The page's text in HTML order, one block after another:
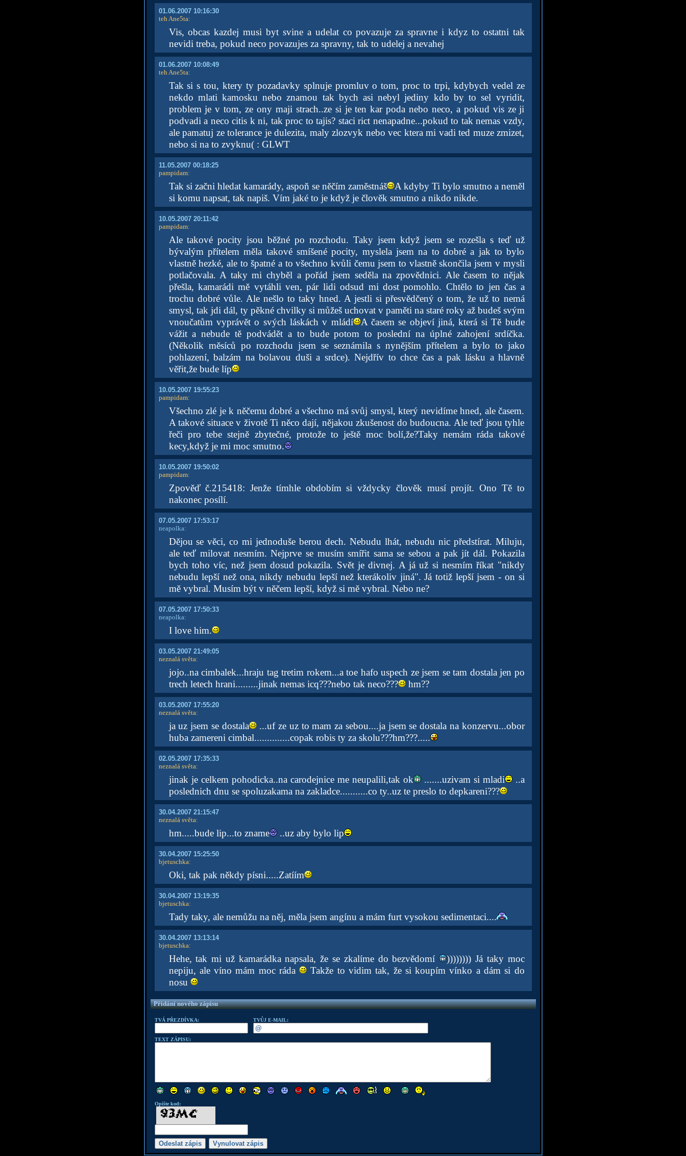
01.06.2007 10:16:30
teh Ane5ta:
Vis, obcas kazdej musi byt svine a udelat co povazuje za spravne i kdyz to ostatni tak
nevidi treba, pokud neco povazujes za spravny, tak to udelej a nevahej
01.06.2007 10:08:49
teh Ane5ta:
Tak si s tou, ktery ty pozadavky splnuje promluv o tom, proc to trpi, kdybych vedel ze
nekdo mlati kamosku nebo znamou tak bych asi nebyl jediny kdo by to sel vyridit,
problem je v tom, ze ony maji strach..ze si je ten kar poda nebo neco, a pokud vis ze ji
podvadi a neco citis k ni, tak proc to tajis? staci rict nenapadne...pokud to tak nemas vzdy,
ale pamatuj ze tolerance je dulezita, maly zlozvyk nebo vec ktera mi vadi ted muze zmizet,
nebo si na to zvyknu( : GLWT
11.05.2007 00:18:25
pampidam:
Tak si začni hledat kamarády, aspoň se něčím zaměstnáš
A kdyby Ti bylo smutno a neměl
si komu napsat, tak napiš. Vím jaké to je když je člověk smutno a nikdo nikde.
10.05.2007 20:11:42
pampidam:
Ale takové pocity jsou běžné po rozchodu. Taky jsem když jsem se rozešla s teď už
bývalým přítelem měla takové smíšené pocity, myslela jsem na to dobré a jak to bylo
vlastně hezké, ale to špatné a to všechno kvůli čemu jsem to vlastně skončila jsem v mysli
potlačovala. A taky mi chyběl a pořád jsem seděla na zpovědnici. Ale časem to nějak
přešla, kamarádi mě vytáhli ven, pár lidi odsud mi dost pomohlo. Chtělo to jen čas a
trochu dobré vůle. Ale nešlo to taky hned. A jestli si přesvědčený o tom, že už to nemá
smysl, tak jdi dál, ty pěkné chvilky si můžeš uchovat v paměti na staré roky až budeš svým
vnoučatům vyprávět o svých láskách v mládí
A časem se objeví jiná, která si Tě bude
vážit a nebude tě podvádět a to bude potom to poslední na úplné zahojení srdíčka.
(Několik měsíců po rozchodu jsem se seznámila s nynějším přítelem a bylo to jako
pohlazení, balzám na bolavou duši a srdce). Nejdřív to chce čas a pak lásku a hlavně
věřit,že bude líp
10.05.2007 19:55:23
pampidam:
Všechno zlé je k něčemu dobré a všechno má svůj smysl, který nevidíme hned, ale časem.
A takové situace v životě Ti něco dají, nějakou zkušenost do budoucna. Ale teď jsou tyhle
řeči pro tebe stejně zbytečné, protože to ještě moc bolí,že?Taky nemám ráda takové
kecy,když je mi moc smutno.
10.05.2007 19:50:02
pampidam:
Zpověď č.215418: Jenže tímhle obdobím si vždycky člověk musí projít. Ono Tě to
nakonec posílí.
07.05.2007 17:53:17
neapolka:
Dějou se věci, co mi jednoduše berou dech. Nebudu lhát, nebudu nic předstírat. Miluju,
ale teď milovat nesmím. Nejprve se musím smířit sama se sebou a pak jít dál. Pokazila
bych toho víc, než jsem dosud pokazila. Svět je divnej. A já už si nesmím říkat "nikdy
nebudu lepší než ona, nikdy nebudu lepší než kterákoliv jiná". Já totiž lepší jsem - on si
mě vybral. Musím být v něčem lepší, když si mě vybral. Nebo ne?
07.05.2007 17:50:33
neapolka:
I love him.
03.05.2007 21:49:05
neznalá světa:
jojo..na cimbalek...hraju tag tretim rokem...a toe hafo uspech ze jsem se tam dostala jen po
trech letech hrani.........jinak nemas icq???nebo tak neco???
hm??
03.05.2007 17:55:20
neznalá světa:
ja uz jsem se dostala
...uf ze uz to mam za sebou....ja jsem se dostala na konzervu...obor
huba zamereni cimbal..............copak robis ty za skolu???hm???.....
02.05.2007 17:35:33
neznalá světa:
jinak je celkem pohodicka..na carodejnice me neupalili,tak ok .......uzivam si mladi
..a
poslednich dnu se spoluzakama na zakladce...........co ty..uz te preslo to depkareni???
30.04.2007 21:15:47
neznalá světa:
hm.....bude lip...to zname ..uz aby bylo lip
30.04.2007 15:25:50
bjetuschka:
Oki, tak pak někdy písni.....Zatíím
30.04.2007 13:19:35
bjetuschka:
Tady taky, ale nemůžu na něj, měla jsem angínu a mám furt vysokou sedimentaci....
30.04.2007 13:13:14
bjetuschka:
Hehe, tak mi už kamarádka napsala, že se zkalíme do bezvědomí
)))))))) Já taky moc
nepiju, ale víno mám moc ráda
Takže to vidim tak, že si koupím vínko a dám si do
nosu
Přidání nového zápisu
TVÁ PŘEZDÍVKA: TVŮJ E-MAIL:
TEXT ZÁPISU:
Opište kod: